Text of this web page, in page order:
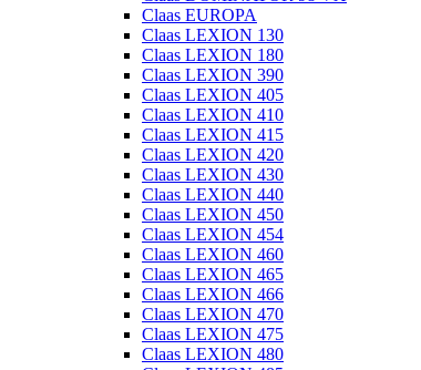
Claas EUROPA
Claas LEXION 130
Claas LEXION 180
Claas LEXION 390
Claas LEXION 405
Claas LEXION 410
Claas LEXION 415
Claas LEXION 420
Claas LEXION 430
Claas LEXION 440
Claas LEXION 450
Claas LEXION 454
Claas LEXION 460
Claas LEXION 465
Claas LEXION 466
Claas LEXION 470
Claas LEXION 475
Claas LEXION 480